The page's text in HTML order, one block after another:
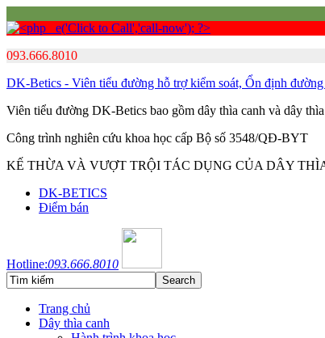
093.666.8010
DK-Betics - Viên tiểu đường hỗ trợ kiểm soát, Ổn định
Viên tiểu đường DK-Betics bao gồm dây thìa canh và dây
Công trình nghiên cứu khoa học cấp Bộ số 3548/QĐ-BYT
KẾ THỪA VÀ VƯỢT TRỘI TÁC DỤNG CỦA DÂY
DK-BETICS
Điểm bán
Hotline:093.666.8010
Trang chủ
Dây thìa canh